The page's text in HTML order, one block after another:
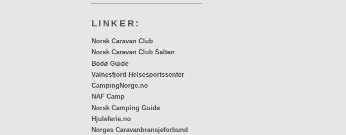
LINKER:
Norsk Caravan Club
Norsk Caravan Club Salten
Bodø Guide
Valnesfjord Helsesportssenter
CampingNorge.no
NAF Camp
Norsk Camping Guide
Hjuleferie.no
Norges Caravanbransjeforbund